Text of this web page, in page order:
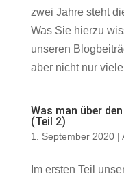
zwei Jahre steht
Was Sie hierzu
unseren
aber nicht nur
Was man über
(Teil 2)
1. September 2020|
Im ersten Teil